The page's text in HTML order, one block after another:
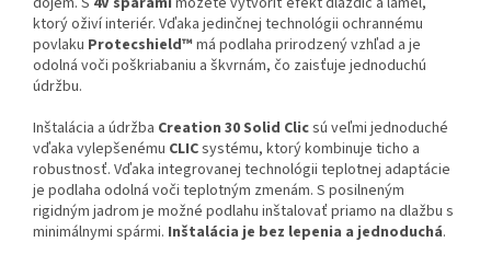
ktorý oživí interiér. Vďaka jedinčnej technológii ochrannému
povlaku Protecshield™ má podlaha prirodzený vzhľad a je
odolná voči poškriabaniu a škvrnám, čo zaisťuje jednoduchú
údržbu.
Inštalácia a údržba Creation 30 Solid Clicsú veľmi jednoduché
vďaka vylepšenému CLICsystému, ktorý kombinuje ticho a
robustnosť. Vďaka integrovanej technológii teplotnej adaptácie
je podlaha odolná voči teplotným zmenám. S posilneným
rigidným jadrom je možné podlahu inštalovať priamo na dlažbu s
minimálnymi spármi. Inštalácia je bez lepenia a jednoduchá.